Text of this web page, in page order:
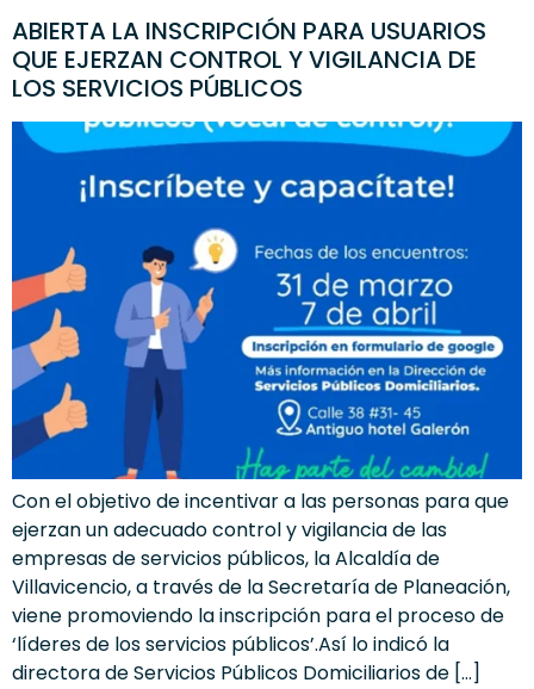
ABIERTA LA INSCRIPCIÓN PARA USUARIOS
QUE EJERZAN CONTROL Y VIGILANCIA DE
LOS SERVICIOS PÚBLICOS
Con el objetivo de incentivar a las personas para que
ejerzan un adecuado control y vigilancia de las
empresas de servicios públicos, la Alcaldía de
Villavicencio, a través de la Secretaría de Planeación,
viene promoviendo la inscripción para el proceso de
‘líderes de los servicios públicos’.Así lo indicó la
directora de Servicios Públicos Domiciliarios de […]